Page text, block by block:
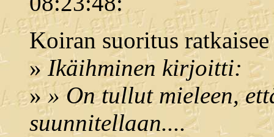
Koiran suoritus
» Ikäihminen kirjoitti:
»» On tullut mieleen,
suunnitellaan....